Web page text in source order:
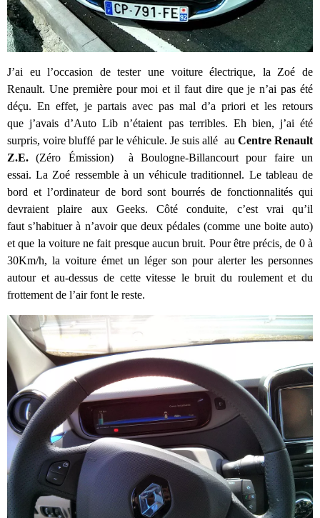
J’ai eu l’occasion de tester une voiture électrique, la Zoé de
Renault. Une première pour moi et il faut dire que je n’ai pas été
déçu. En effet, je partais avec pas mal d’a priori et les retours
que j’avais d’Auto Lib n’étaient pas terribles. Eh bien, j’ai été
surpris, voire bluffé par le véhicule. Je suis allé au Centre Renault
Z.E. (Zéro Émission) à Boulogne-Billancourt pour faire un
essai. La Zoé ressemble à un véhicule traditionnel. Le tableau de
bord et l’ordinateur de bord sont bourrés de fonctionnalités qui
devraient plaire aux Geeks. Côté conduite, c’est vrai qu’il
faut s’habituer à n’avoir que deux pédales (comme une boite auto)
et que la voiture ne fait presque aucun bruit. Pour être précis, de 0 à
30Km/h, la voiture émet un léger son pour alerter les personnes
autour et au-dessus de cette vitesse le bruit du roulement et du
frottement de l’air font le reste.